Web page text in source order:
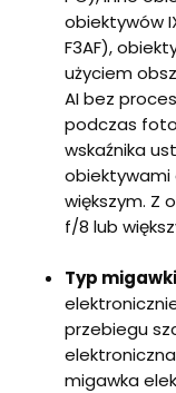
obiektywów
F3AF),
użyciem
AI bez
podczas
wskaźnika
obiektywami
większym. Z
f/8 lub
Typ migawki
przebiegu
migawka